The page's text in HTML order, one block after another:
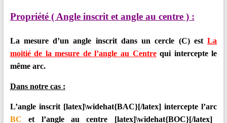
Propriété ( Angle inscrit et angle au centre ) :
La mesure d’un angle inscrit dans un cercle (C) estLa
moitié de la mesure de l’angle au Centrequi intercepte le
même arc.
Dans notre cas :
L’angle inscrit [latex]\widehat{BAC}[/latex] intercepte l’arc
BC et l’angle au centre [latex]\widehat{BOC}[/latex]